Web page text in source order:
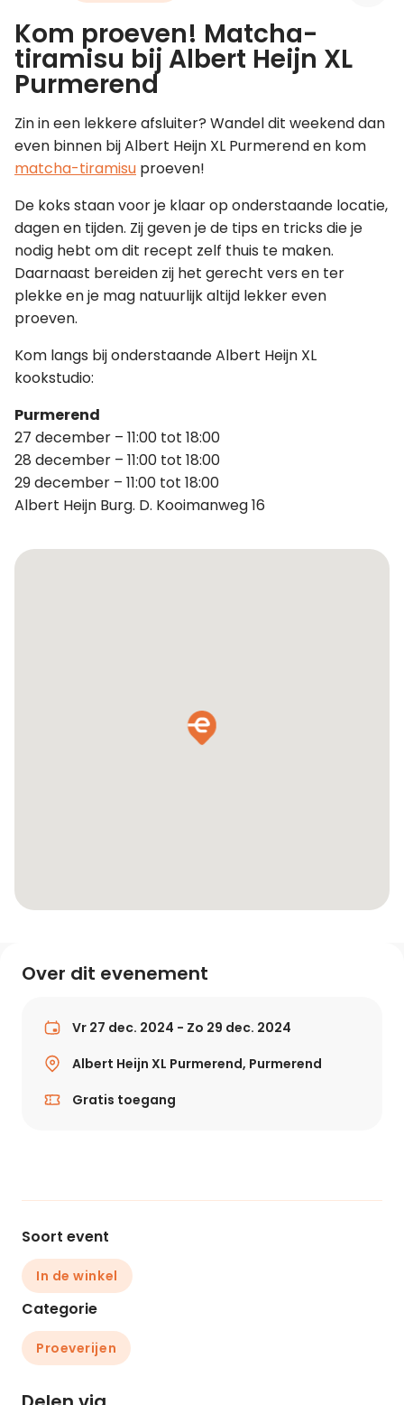
Leer koken als een chef
Kom proeven! Matcha-
tiramisu bij Albert Heijn XL
Purmerend
Zin in een lekkere afsluiter? Wandel dit weekend dan
even binnen bij Albert Heijn XL Purmerend en kom
matcha-tiramisu proeven!
De koks staan voor je klaar op onderstaande locatie,
dagen en tijden. Zij geven je de tips en tricks die je
nodig hebt om dit recept zelf thuis te maken.
Daarnaast bereiden zij het gerecht vers en ter
plekke en je mag natuurlijk altijd lekker even
proeven.
Kom langs bij onderstaande Albert Heijn XL
kookstudio:
Purmerend
27 december – 11:00 tot 18:00
28 december – 11:00 tot 18:00
29 december – 11:00 tot 18:00
Albert Heijn Burg. D. Kooimanweg 16
Over dit evenement
Vr 27 dec. 2024 - Zo 29 dec. 2024
Albert Heijn XL Purmerend, Purmerend
Gratis toegang
Soort event
In de winkel
Categorie
Proeverijen